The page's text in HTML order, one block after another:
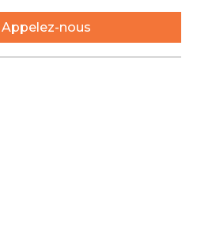
Appelez-nous